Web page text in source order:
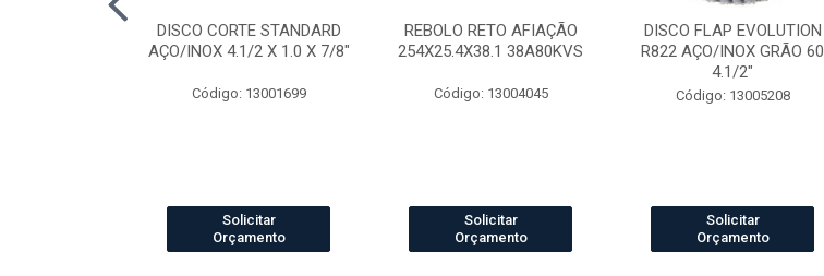
DISCO CORTE STANDARD
AÇO/INOX 4.1/2 X 1.0 X 7/8"
Código: 13001699
Solicitar
Orçamento
REBOLO RETO AFIAÇÃO
254X25.4X38.1 38A80KVS
Código: 13004045
Solicitar
Orçamento
DISCO FLAP EVOLUTION
R822 AÇO/INOX GRÃO 60
4.1/2"
Código: 13005208
Solicitar
Orçamento